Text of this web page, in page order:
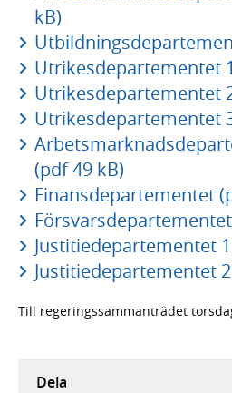
kB)
Utrikesdepartementet
Utrikesdepartementet
Utrikesdepartementet
(pdf 49 kB)
Finansdepartementet
Justitiedepartementet
Justitiedepartementet
Till regeringssammanträdet
Dela